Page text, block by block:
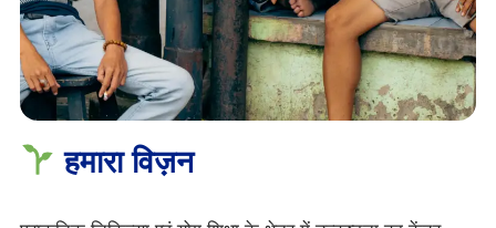
हमारा विज़न